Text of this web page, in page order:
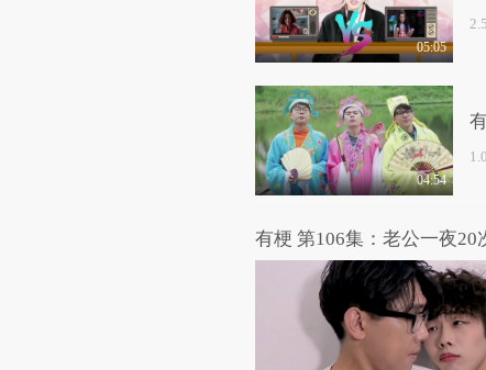
05:05
04:54
有梗 第106集：老公一夜20